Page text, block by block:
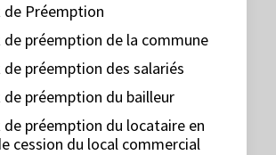
de Préemption
de préemption de la commune
de préemption des salariés
de préemption du bailleur
de préemption du locataire en
cession du local commercial